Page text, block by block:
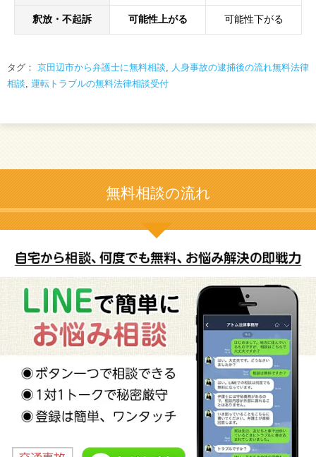
釈放・不起訴 可能性上がる 可能性下がる
タグ： 京田辺市から弁護士に無料相談, 人身事故の逮捕後の流れ無料法律
相談, 運転トラブルの無料法律相談受付
無料相談の流れ